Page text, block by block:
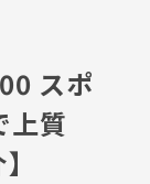
スポ
上質